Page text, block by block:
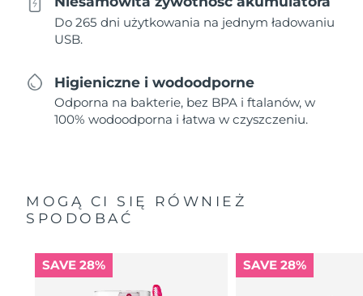
Do 265 dni użytkowania na jednym ładowaniu
USB.
Higieniczne i wodoodporne
Odporna na bakterie, bez BPA i ftalanów, w
100% wodoodporna i łatwa w czyszczeniu.
MOGĄ CI SIĘ RÓWNIEŻ
SPODOBAĆ
SAVE 28% SAVE 28%